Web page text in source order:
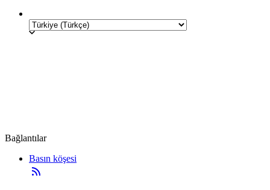
Bağlantılar
Basın köşesi